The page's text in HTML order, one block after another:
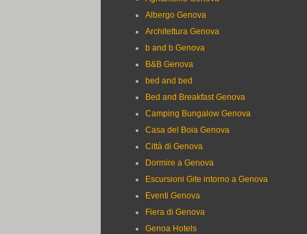
Albergo Genova
Architettura Genova
b and b Genova
B&B Genova
bed and bed
Bed and Breakfast Genova
Camping Bungalow Genova
Casa del Boia Genova
Città di Genova
Dormire a Genova
Escursioni Gite intorno a Genova
Eventi Genova
Fiera di Genova
Genoa Hotels